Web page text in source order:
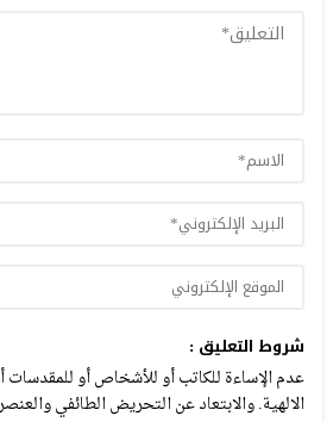
شروط التعليق :
عدم الإساءة للكاتب أو للأشخاص أو للمقدسات
الالهية. والابتعاد عن التحريض الطائفي